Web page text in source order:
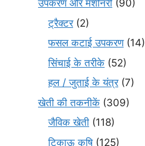
उपकरण और मशीनरी (90)
ट्रैक्टर(2)
फसल कटाई उपकरण(14)
सिंचाई के तरीके (52)
हल / जुताई के यंत्र(7)
खेती की तकनीकें (309)
जैविक खेती (118)
टिकाऊ कृषि(125)